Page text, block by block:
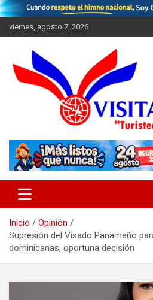
Saltar
al
contenido
viernes, agosto 7, 2026
Visitantes
Inicio
Opinión
Supresión del Visado Panameño
dominicanas, oportuna decisión